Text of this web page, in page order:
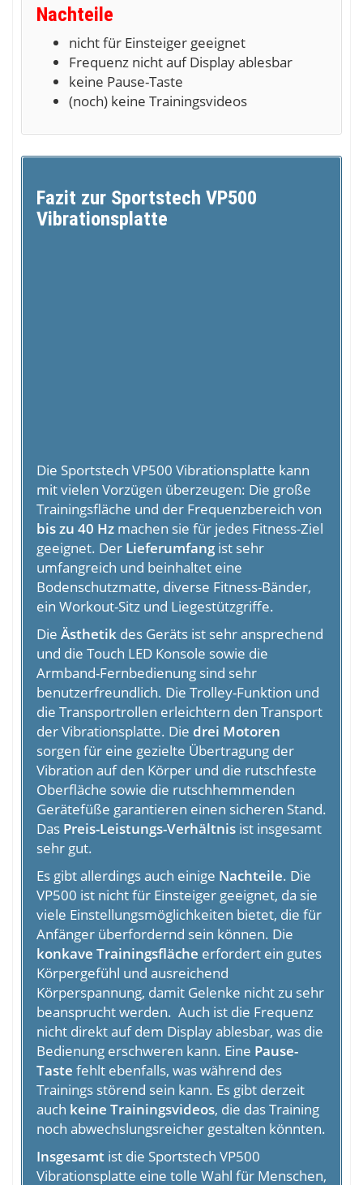
Nachteile
nicht für Einsteiger geeignet
Frequenz nicht auf Display ablesbar
keine Pause-Taste
(noch) keine Trainingsvideos
Fazit zur Sportstech VP500
Vibrationsplatte
Die Sportstech VP500 Vibrationsplatte kann
mit vielen Vorzügen überzeugen: Die große
Trainingsfläche und der Frequenzbereich von
bis zu 40 Hz machen sie für jedes Fitness-Ziel
geeignet. Der Lieferumfangist sehr
umfangreich und beinhaltet eine
Bodenschutzmatte, diverse Fitness-Bänder,
ein Workout-Sitz und Liegestützgriffe.
Die Ästhetik des Geräts ist sehr ansprechend
und die Touch LED Konsole sowie die
Armband-Fernbedienung sind sehr
benutzerfreundlich. Die Trolley-Funktion und
die Transportrollen erleichtern den Transport
der Vibrationsplatte. Die drei Motoren
sorgen für eine gezielte Übertragung der
Vibration auf den Körper und die rutschfeste
Oberfläche sowie die rutschhemmenden
Gerätefüße garantieren einen sicheren Stand.
Das Preis-Leistungs-Verhältnis ist insgesamt
sehr gut.
Es gibt allerdings auch einige Nachteile. Die
VP500 ist nicht für Einsteiger geeignet, da sie
viele Einstellungsmöglichkeiten bietet, die für
Anfänger überfordernd sein können. Die
konkave Trainingsfläche erfordert ein gutes
Körpergefühl und ausreichend
Körperspannung, damit Gelenke nicht zu sehr
beansprucht werden. Auch ist die Frequenz
nicht direkt auf dem Display ablesbar, was die
Bedienung erschweren kann. Eine Pause-
Taste fehlt ebenfalls, was während des
Trainings störend sein kann. Es gibt derzeit
auch keine Trainingsvideos, die das Training
noch abwechslungsreicher gestalten könnten.
Insgesamt ist die Sportstech VP500
Vibrationsplatte eine tolle Wahl für Menschen,